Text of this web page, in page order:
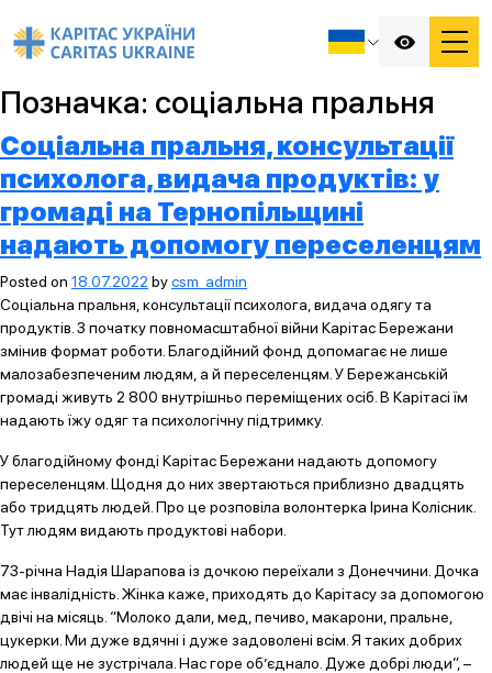
Позначка: соціальна пральня
Соціальна пральня, консультації
психолога, видача продуктів: у
громаді на Тернопільщині
надають допомогу переселенцям
Posted on 18.07.2022 bycsm_admin
Соціальна пральня, консультації психолога, видача одягу та
продуктів. З початку повномасштабної війни Карітас Бережани
змінив формат роботи. Благодійний фонд допомагає не лише
малозабезпеченим людям, а й переселенцям. У Бережанській
громаді живуть 2 800 внутрішньо переміщених осіб. В Карітасі їм
надають їжу одяг та психологічну підтримку.
У благодійному фонді Карітас Бережани надають допомогу
переселенцям. Щодня до них звертаються приблизно двадцять
або тридцять людей. Про це розповіла волонтерка Ірина Колісник.
Тут людям видають продуктові набори.
73-річна Надія Шарапова із дочкою переїхали з Донеччини. Дочка
має інвалідність. Жінка каже, приходять до Карітасу за допомогою
двічі на місяць. “Молоко дали, мед, печиво, макарони, пральне,
цукерки. Ми дуже вдячні і дуже задоволені всім. Я таких добрих
людей ще не зустрічала. Нас горе об’єднало. Дуже добрі люди”, –